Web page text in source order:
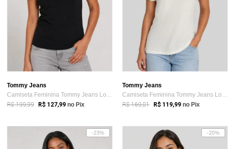
Tommy Jeans
Camiseta Feminina Tommy Jeans Logo Preta
R$ 199,99 R$ 127,99 no Pix
Tommy Jeans
Camiseta Feminina Tommy Jeans Logo Branco
R$ 169,01 R$ 119,99 no Pix
-23% -20%